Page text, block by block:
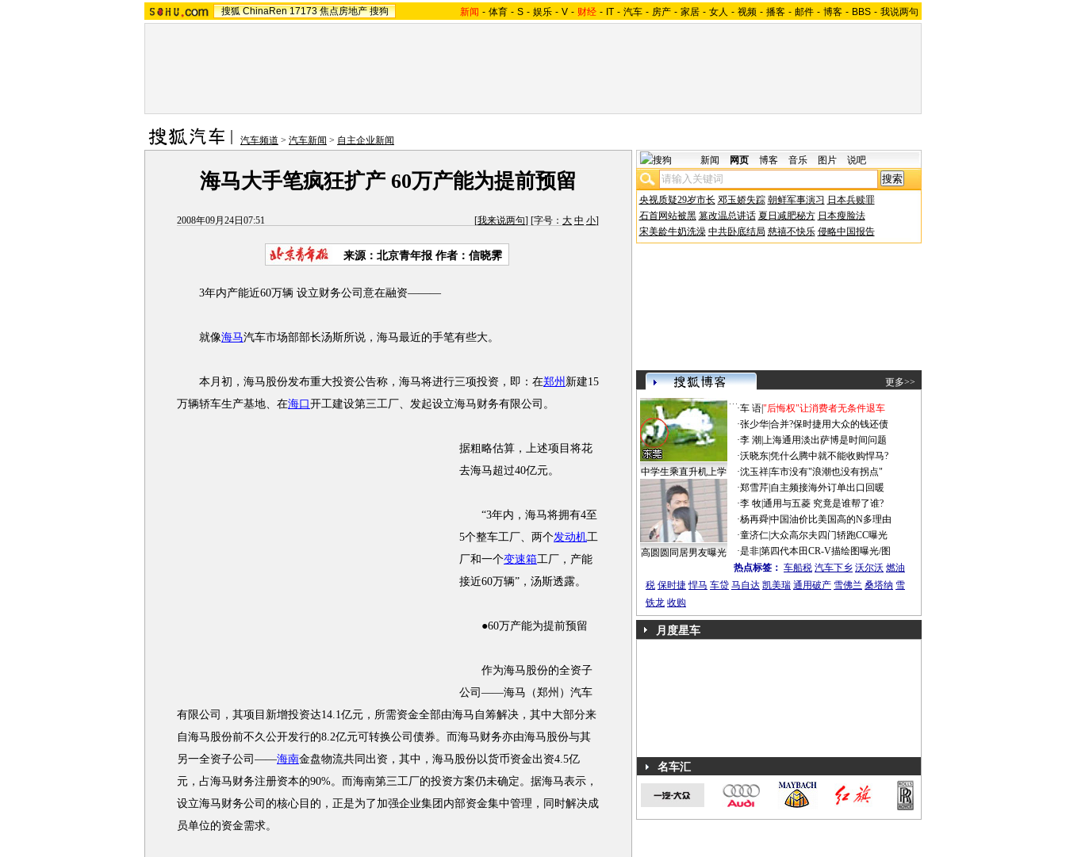
搜狐 ChinaRen 17173 焦点房地产 搜狗 新闻 - 体育 - S - 娱乐 - V - 财经 - IT - 汽车 - 房产 - 家居 - 女人 - 视频 - 播客 - 邮件 - 博客 - BBS - 我说两句
汽车频道 > 汽车新闻 > 自主企业新闻
海马大手笔疯狂扩产 60万产能为提前预留
2008年09月24日07:51 [我来说两句] [字号： 大 中 小]
来源：北京青年报 作者：信晓霁
3年内产能近60万辆 设立财务公司意在融资———
就像海马汽车市场部部长汤斯所说，海马最近的手笔有些大。
本月初，海马股份发布重大投资公告称，海马将进行三项投资，即：在郑州 新建15
万辆轿车生产基地、在海口 开工建设第三工厂、发起设立海马财务有限公司。
据粗略估算，上述项目将花
去海马超过40亿元。
“3年内，海马将拥有4至
5个整车工厂、两个发动机工
厂和一个变速箱工厂，产能
接近60万辆”，汤斯透露。
●60万产能为提前预留
作为海马股份的全资子
公司——海马（郑州）汽车
有限公司，其项目新增投资达14.1亿元，所需资金全部由海马自筹解决，其中大部分来
自海马股份前不久公开发行的8.2亿元可转换公司债券。而海马财务亦由海马股份与其
另一全资子公司——海南金盘物流共同出资，其中，海马股份以货币资金出资4.5亿
元，占海马财务注册资本的90%。而海南第三工厂的投资方案仍未确定。据海马表示，
设立海马财务公司的核心目的，正是为了加强企业集团内部资金集中管理，同时解决成
员单位的资金需求。
新闻 网页 博客 音乐 图片 说吧
央视质疑29岁市长 邓玉娇失踪 朝鲜军事演习 日本兵赎罪
石首网站被黑 篡改温总讲话 夏日减肥秘方 日本瘦脸法
宋美龄牛奶洗澡 中共卧底结局 慈禧不快乐 侵略中国报告
更多>>
中学生乘直升机上学
高圆圆同居男友曝光
·车 语|"后悔权"让消费者无条件退车
·张少华|合并?保时捷用大众的钱还债
·李 潮 上海通用淡出萨博是时间问题
·沃晓东|凭什么腾中就不能收购悍马?
·沈玉祥|车市没有"浪潮也没有拐点"
·郑雪芹| 自主频接海外订单出口回暖
·李 牧|通用与五菱 究竟是谁帮了谁?
·杨再舜|中国油价比美国高的N多理由
·童济仁|大众高尔夫四门轿跑CC曝光
·是非|第四代本田CR-V描绘图曝光/图
热点标签： 车船税 汽车下乡 沃尔沃 燃油
税 保时捷 悍马 车贷 马自达 凯美瑞 通用破产 雪佛兰 桑塔纳 雪
铁龙 收购
月度星车
名车汇